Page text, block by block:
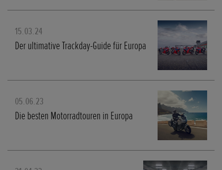
15.03.24
Der ultimative Trackday-Guide für Europa
05.06.23
Die besten Motorradtouren in Europa